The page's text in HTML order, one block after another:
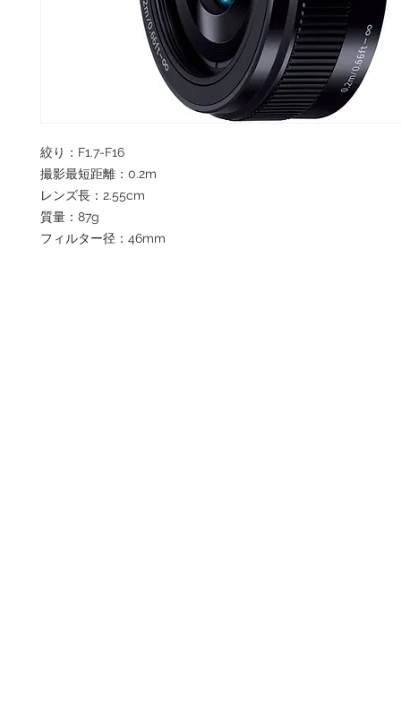
絞り：F1.7-F16
撮影最短距離：0.2m
レンズ長：2.55cm
質量：87g
フィルター径：46mm